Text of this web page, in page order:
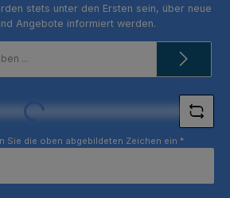
stets unter den Ersten sein, über neue
Angebote informiert werden.
Loading...
Sie die oben abgebildeten Zeichen ein *